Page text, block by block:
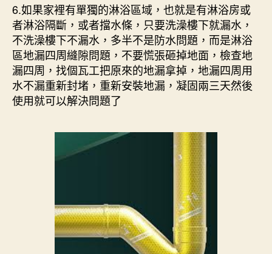
6.如果家裡有單獨的淋浴區域，也就是有淋浴房或
者淋浴隔斷，或者擋水條，只要洗澡樓下就漏水，
不洗澡樓下不漏水，多半不是防水問題，而是淋浴
區地漏四周縫隙問題，不要慌張砸掉地面，檢查地
漏四周，找個瓦工把原來的地漏拿掉，地漏四周用
水不漏重新封堵，重新安裝地漏，凝固兩三天然後
使用就可以解決問題了